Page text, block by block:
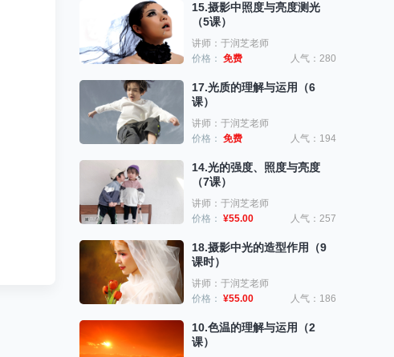
15.摄影中照度与亮度测光
（5课）
讲师：于润芝老师
价格： 免费 人气：280
17.光质的理解与运用（6
课）
讲师：于润芝老师
价格： 免费 人气：194
14.光的强度、照度与亮度
（7课）
讲师：于润芝老师
价格： ¥55.00 人气：257
18.摄影中光的造型作用（9
课时）
讲师：于润芝老师
价格： ¥55.00 人气：186
10.色温的理解与运用（2
课）